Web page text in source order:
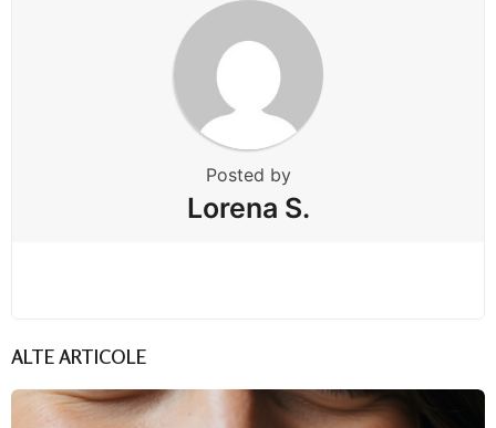
Posted by
Lorena S.
ALTE ARTICOLE